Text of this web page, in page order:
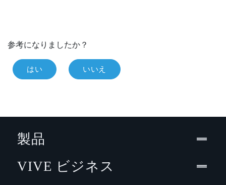
参考になりましたか？
はい いいえ
製品
VIVE ビジネス